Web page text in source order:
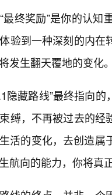
最终奖励”是你的认
验到一种深刻的内
发生翻天覆地的变化
隐藏路线”最终指向
缚，不再被过去的
活的变化，去创造
航向的能力，你将真